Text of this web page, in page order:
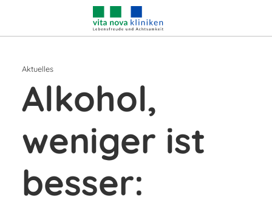
Aktuelles
Alkohol,
weniger ist
besser: